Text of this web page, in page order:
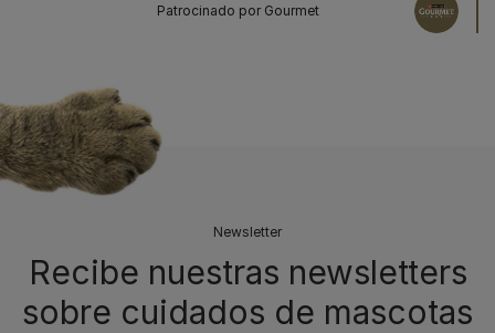
Patrocinado por Gourmet
Newsletter
Recibe nuestras newsletters
sobre cuidados de mascotas​